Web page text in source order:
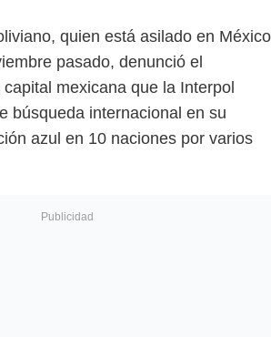
quien está asilado en México
pasado, denunció el
mexicana que la Interpol
búsqueda internacional en su
azul en 10 naciones por varios